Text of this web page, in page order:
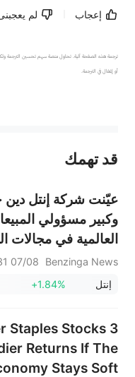
إعجاب لم
ترجمة هذه الصفحة آلية. تحاول منصة سهم تحسين الترجمة
أو إغفال في الترجمة.
عند الضرورة، يرجى استشارة مستشار استثمار محترف. لا تقدم
قد تهمك
عيّنت شركة إنتل دين
وكبير مسؤولي
العالمية في مجالات
شركة إنتل بعد 27 عامًا.
Benzinga News
07/08 17:31
إنتل
+1.84%
Staples Stocks
Returns If The
Stays Soft